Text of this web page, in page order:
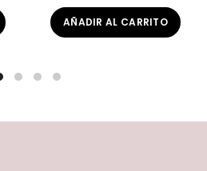
AÑADIR AL CARRITO